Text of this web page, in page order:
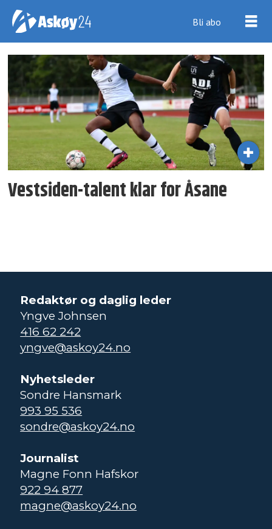
Bli abo
Tag:
natan
tesfaye
korfil
Vestsiden-talent klar for Åsane
Redaktør og daglig leder
Yngve Johnsen
416 62 242
yngve@askoy24.no
Nyhetsleder
Sondre Hansmark
993 95 536
sondre@askoy24.no
Journalist
Magne Fonn Hafskor
922 94 877
magne@askoy24.no